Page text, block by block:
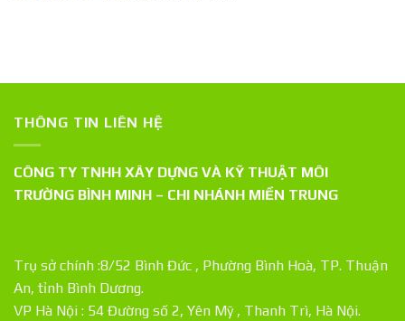
THÔNG TIN LIÊN HỆ
CÔNG TY TNHH XÂY DỰNG VÀ KỸ THUẬT MÔI
TRƯỜNG BÌNH MINH – CHI NHÁNH MIỀN TRUNG
Trụ sở chính :8/52 Bình Đức , Phường Bình Hoà, TP. Thuận
An, tỉnh Bình Dương.
VP Hà Nội : 54 Đường số 2, Yên Mỹ , Thanh Trì, Hà Nội.